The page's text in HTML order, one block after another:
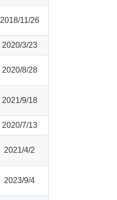
2018/11/26
2020/3/23
2020/8/28
2021/9/18
2020/7/13
2021/4/2
2023/9/4